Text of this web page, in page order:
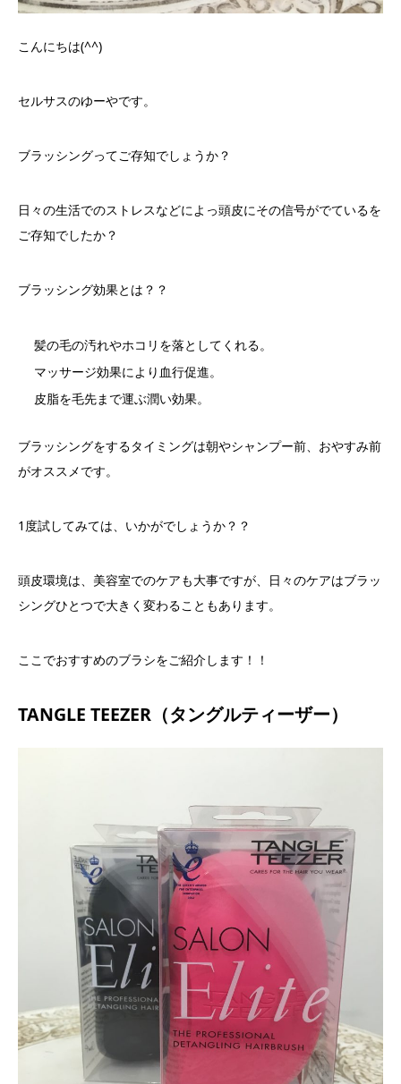
こんにちは(^^)
セルサスのゆーやです。
ブラッシングってご存知でしょうか？
日々の生活でのストレスなどによっ頭皮にその信号がでているを
ご存知でしたか？
ブラッシング効果とは？？
髪の毛の汚れやホコリを落としてくれる。
マッサージ効果により血行促進。
皮脂を毛先まで運ぶ潤い効果。
ブラッシングをするタイミングは朝やシャンプー前、おやすみ前
がオススメです。
1度試してみては、いかがでしょうか？？
頭皮環境は、美容室でのケアも大事ですが、日々のケアはブラッ
シングひとつで大きく変わることもあります。
ここでおすすめのブラシをご紹介します！！
TANGLE TEEZER（タングルティーザー）